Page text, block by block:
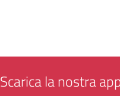
Scarica la nostra